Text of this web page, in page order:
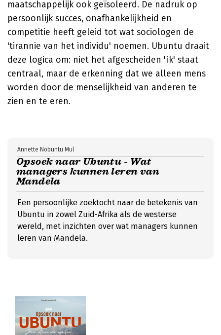
maatschappelijk ook geïsoleerd. De nadruk op
persoonlijk succes, onafhankelijkheid en
competitie heeft geleid tot wat sociologen de
'tirannie van het individu' noemen. Ubuntu draait
deze logica om: niet het afgescheiden 'ik' staat
centraal, maar de erkenning dat we alleen mens
worden door de menselijkheid van anderen te
zien en te eren.
Opsoek naar Ubuntu - Wat
managers kunnen leren van
Mandela
Annette Nobuntu Mul
Een persoonlijke zoektocht naar de betekenis van
Ubuntu in zowel Zuid-Afrika als de westerse
wereld, met inzichten over wat managers kunnen
leren van Mandela.